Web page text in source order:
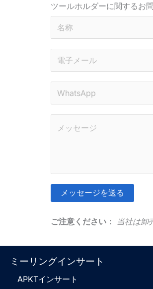
ツールホルダーに関するお
*
メ
ー
ル
a
ま
た
ッ
ジ
メッセージを送る
れ
代
わ
も
ご注意ください： 当社は卸
ミーリングインサート
APKTインサート